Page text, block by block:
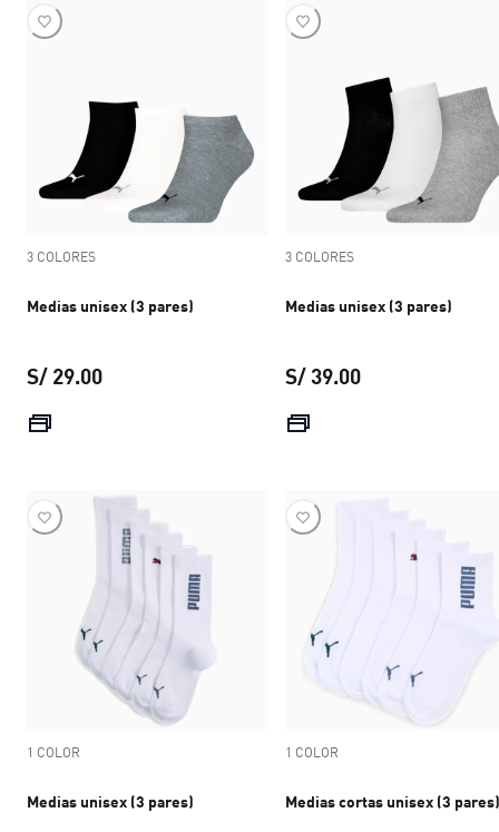
3 COLORES
Medias unisex (3 pares)
S/ 29.00
3 COLORES
Medias unisex (3 pares)
S/ 39.00
1 COLOR
Medias unisex (3 pares)
1 COLOR
Medias cortas unisex (3 pares)